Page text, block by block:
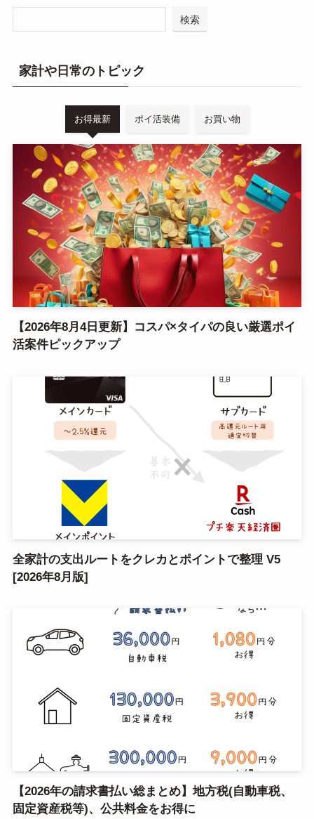
検索
家計や日常のトピック
お得最新 ポイ活装備 お買い物
【2026年8月4日更新】コスパ×タイパの良い厳選ポイ
活案件ピックアップ
全家計の支出ルートをクレカとポイントで整理 V5
[2026年8月版]
【2026年の請求書払い総まとめ】地方税(自動車税、
固定資産税等)、公共料金をお得に